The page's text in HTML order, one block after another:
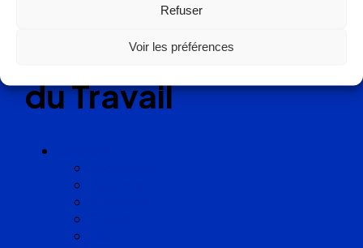
Refuser
Voir les préférences
en Droit
du Travail